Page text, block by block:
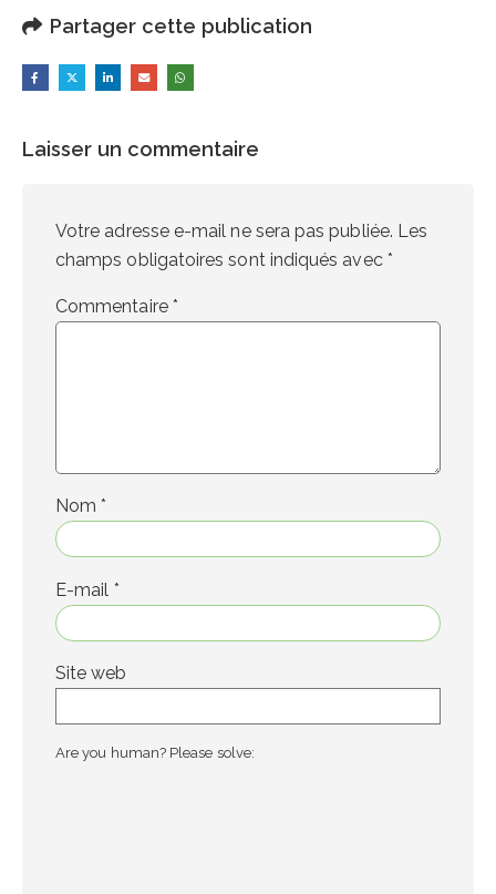
Partager cette publication
Laisser un commentaire
Votre adresse e-mail ne sera pas publiée. Les
champs obligatoires sont indiqués avec *
Commentaire *
Nom*
E-mail *
Site web
Are you human? Please solve: